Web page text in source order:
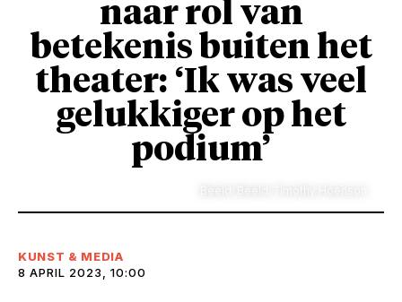
naar rol van
betekenis buiten het
theater: ‘Ik was veel
gelukkiger op het
podium’
KUNST & MEDIA
8 APRIL 2023, 10:00